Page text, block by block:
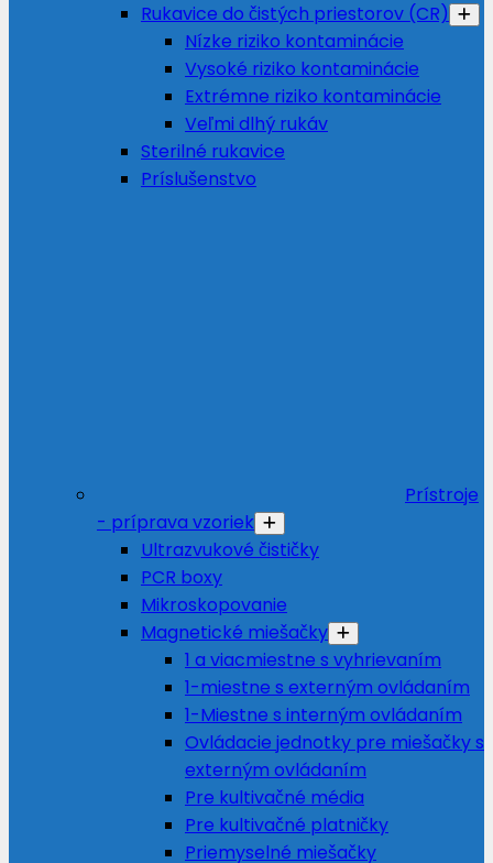
Rukavice do čistých priestorov (CR)
Nízke riziko kontaminácie
Vysoké riziko kontaminácie
Extrémne riziko kontaminácie
Veľmi dlhý rukáv
Sterilné rukavice
Príslušenstvo
Prístroje
- príprava vzoriek
Ultrazvukové čističky
PCR boxy
Mikroskopovanie
Magnetické miešačky
1 a viacmiestne s vyhrievaním
1-miestne s externým ovládaním
1-Miestne s interným ovládaním
Ovládacie jednotky pre miešačky s
externým ovládaním
Pre kultivačné média
Pre kultivačné platničky
Priemyselné miešačky